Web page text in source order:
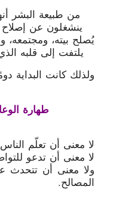
من طبيعة البشر
ينشغلون عن إصلاح
يُصلح بيته، ومجتمعه،
يلتفت إلى قلبه
ولذلك كانت البداية
طهارة
لا معنى أن تعلّم
لا معنى أن تدعو
ولا معنى أن تتحدث
المصالح.